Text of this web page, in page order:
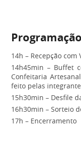
Programação
14h – Recepção com
14h45min – Buffet
Confeitaria
feito pelas
15h30min – Desfile
16h30min – Sorteio
17h – Encerramento